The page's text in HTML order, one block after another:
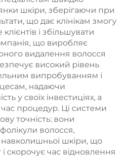
шкіри, зберігаючи при
що дає клінікам змогу
і збільшувати
що виробляє
видалення волосся
високий рівень
випробуванням і
надаючи
у своїх інвестиціях, а
час процедур. Ці системи
точність: вони
волосся,
навколишньої шкіри, що
скорочує час відновлення